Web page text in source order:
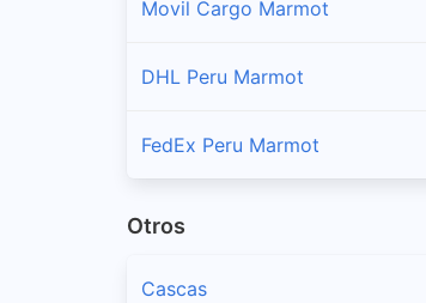
Movil Cargo Marmot
DHL Peru Marmot
FedEx Peru Marmot
Otros
Cascas